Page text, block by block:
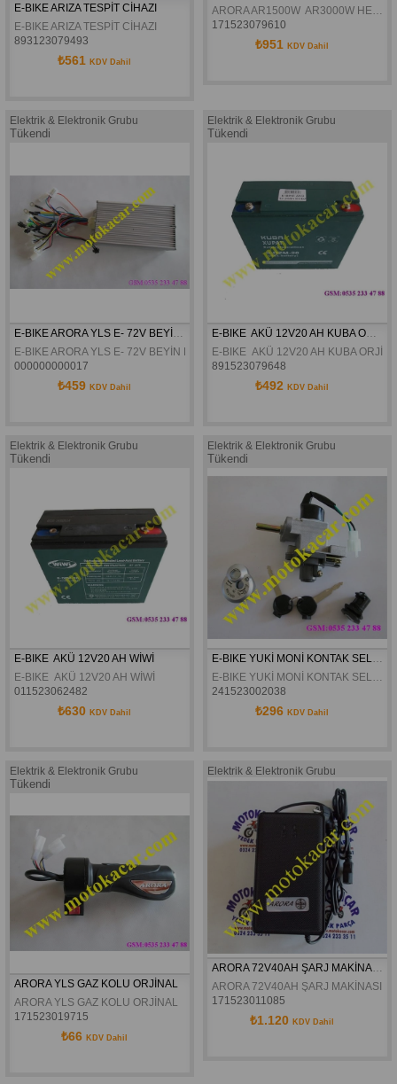
E-BIKE ARIZA TESPİT CİHAZI
E-BIKE ARIZA TESPİT CİHAZI
893123079493
₺561 KDV Dahil
ARORA AR1500W  AR3000W HERKÜL ARKA TEKER KABLOSU ORJINAL
171523079610
₺951 KDV Dahil
Elektrik & Elektronik Grubu
Tükendi
E-BIKE ARORA YLS E- 72V BEYİN BÜYÜK ORJİNAL
E-BIKE ARORA YLS E- 72V BEYİN BÜYÜK ORJİNAL
000000000017
₺459 KDV Dahil
Elektrik & Elektronik Grubu
Tükendi
E-BIKE  AKÜ 12V20 AH KUBA ORJİNAL
E-BIKE  AKÜ 12V20 AH KUBA
891523079648
₺492 KDV Dahil
Elektrik & Elektronik Grubu
Tükendi
E-BIKE  AKÜ 12V20 AH WİWİ
E-BIKE  AKÜ 12V20 AH WİWİ
011523062482
₺630 KDV Dahil
Elektrik & Elektronik Grubu
Tükendi
E-BIKE YUKİ MONİ KONTAK SELE AÇMALI
E-BIKE YUKİ MONİ KONTAK SELE AÇMALI
241523002038
₺296 KDV Dahil
Elektrik & Elektronik Grubu
Tükendi
ARORA YLS GAZ KOLU ORJİNAL
ARORA YLS GAZ KOLU ORJİNAL
171523019715
₺66 KDV Dahil
Elektrik & Elektronik Grubu
ARORA 72V40AH ŞARJ MAKİNASI ORJİNAL
ARORA 72V40AH ŞARJ MAKİNASI
171523011085
₺1.120 KDV Dahil